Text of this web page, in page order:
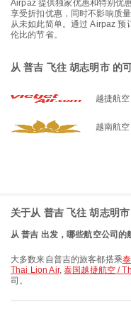
Airpaz 提供独家优惠和特别优
享受折扣优惠，同时不影响质
从未如此简单。通过 Airpaz 预
伦比的节省。
从 普吉 飞往 胡志明市 的
越捷航空
越南航空
关于从 普吉 飞往 胡志明
从 普吉 出发，哪些航空公司的
大多数来自普吉的旅客都搭乘
Thai Lion Air,泰国越捷航空 /
司。